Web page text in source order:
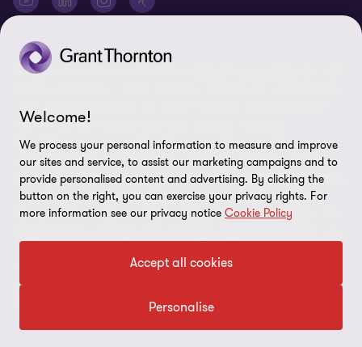
© 2026 Grant Thornton AG Wirtschaftsprüfungsgesellschaft - Alle
unter der Mitgliedsfirmen der Grant Thornton International Ltd
(„GTIL“), je nach Kontext eine oder mehrere, Prüfungs-,
Steuerberatungs- und andere Beratungs-leistungen (insgesamt
„Leistungen“) für ihre Mandanten erbringen. Die Grant Thornton
AG Wirtschaftsprüfungsgesellschaft ist die deutsche Mitgliedsfirma
von GTIL. GTIL und deren Mitgliedsfirmen sind keine weltweite
Partnerschaft, sondern rechtlich selbständige Gesellschaften. Die
nicht tätige Dachorganisation erbringt GTIL keine Leistungen
gegenüber Mandanten. Sämtliche Bezeichnungen richten sich an
Welcome!
We process your personal information to measure and improve
our sites and service, to assist our marketing campaigns and to
provide personalised content and advertising. By clicking the
button on the right, you can exercise your privacy rights. For
more information see our privacy notice Cookie Policy
Accept all cookies
Personalise